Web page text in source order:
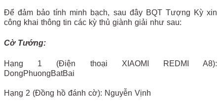
Để đảm bảo tính minh bạch, sau đây BQT Tượng Kỳ xin
công khai thông tin các kỳ thủ giành giải như sau:
Cờ Tướng:
Hạng 1 (Điện thoại XIAOMI REDMI A8):
DongPhuongBatBai
Hạng 2 (Đồng hồ đánh cờ): Nguyễn Vịnh